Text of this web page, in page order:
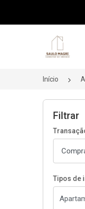
Página
Início
Filtrar
Tipos de